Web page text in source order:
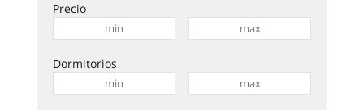
Precio
Dormitorios